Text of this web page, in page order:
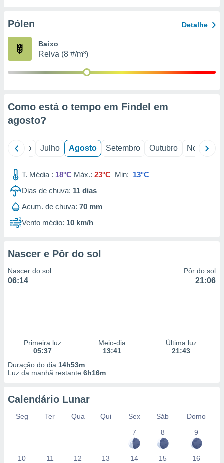
através
estudos
e
Pólen Detalhe
Baixo
Relva (8 #/m³)
Como está o tempo em Findel em
agosto?
Junho Julho Agosto Setembro Outubro Novembro
T. Média : 18°C Máx.: 23°C Min: 13°C
Dias de chuva: 11 dias
Acum. de chuva: 70 mm
Vento médio: 10 km/h
Nascer e Pôr do sol
Nascer do sol
06:14
Pôr do sol
21:06
Primeira luz
05:37
Meio-dia
13:41
Última luz
21:43
Duração do dia 14h53m
Luz da manhã restante 6h16m
Calendário Lunar
Seg Ter Qua Qui Sex Sáb
Domo
7
8 9
10 11 12 13 14 15 16